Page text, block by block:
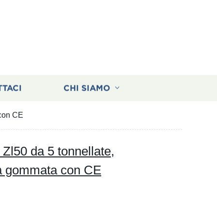
CHI SIAMO
CE
da 5 tonnellate,
gommata con CE